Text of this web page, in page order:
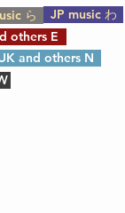
ら
JP music わ
others E
and others N